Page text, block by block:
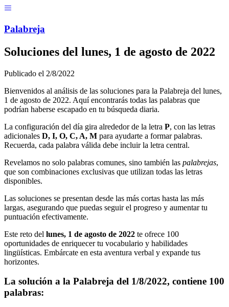
Palabreja
Soluciones del lunes, 1 de agosto de 2022
Publicado el 2/8/2022
Bienvenidos al análisis de las soluciones para la Palabreja del lunes,
1 de agosto de 2022. Aquí encontrarás todas las palabras que
podrían haberse escapado en tu búsqueda diaria.
La configuración del día gira alrededor de la letra P, con las letras
adicionales D, I, O, C, A, M para ayudarte a formar palabras.
Recuerda, cada palabra válida debe incluir la letra central.
Revelamos no solo palabras comunes, sino también las palabrejas,
que son combinaciones exclusivas que utilizan todas las letras
disponibles.
Las soluciones se presentan desde las más cortas hasta las más
largas, asegurando que puedas seguir el progreso y aumentar tu
puntuación efectivamente.
Este reto del lunes, 1 de agosto de 2022 te ofrece 100
oportunidades de enriquecer tu vocabulario y habilidades
lingüísticas. Embárcate en esta aventura verbal y expande tus
horizontes.
La solución a la Palabreja del 1/8/2022, contiene 100
palabras: